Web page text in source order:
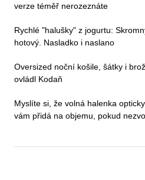
verze téměř nerozeznáte
Rychlé "halušky" z jogurtu:
hotový. Nasladko i naslano
Oversized noční košile, šátky i
ovládl Kodaň
Myslíte si, že volná halenka
vám přidá na objemu, pokud